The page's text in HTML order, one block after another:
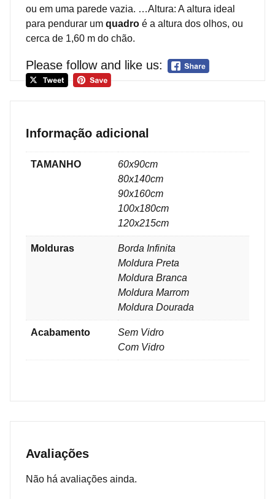
ou em uma parede vazia. …Altura: A altura ideal
para pendurar um quadro é a altura dos olhos, ou
cerca de 1,60 m do chão.
Please follow and like us:
Informação adicional
TAMANHO
60x90cm
80x140cm
90x160cm
100x180cm
120x215cm
Molduras
Borda Infinita
Moldura Preta
Moldura Branca
Moldura Marrom
Moldura Dourada
Acabamento
Sem Vidro
Com Vidro
Avaliações
Não há avaliações ainda.